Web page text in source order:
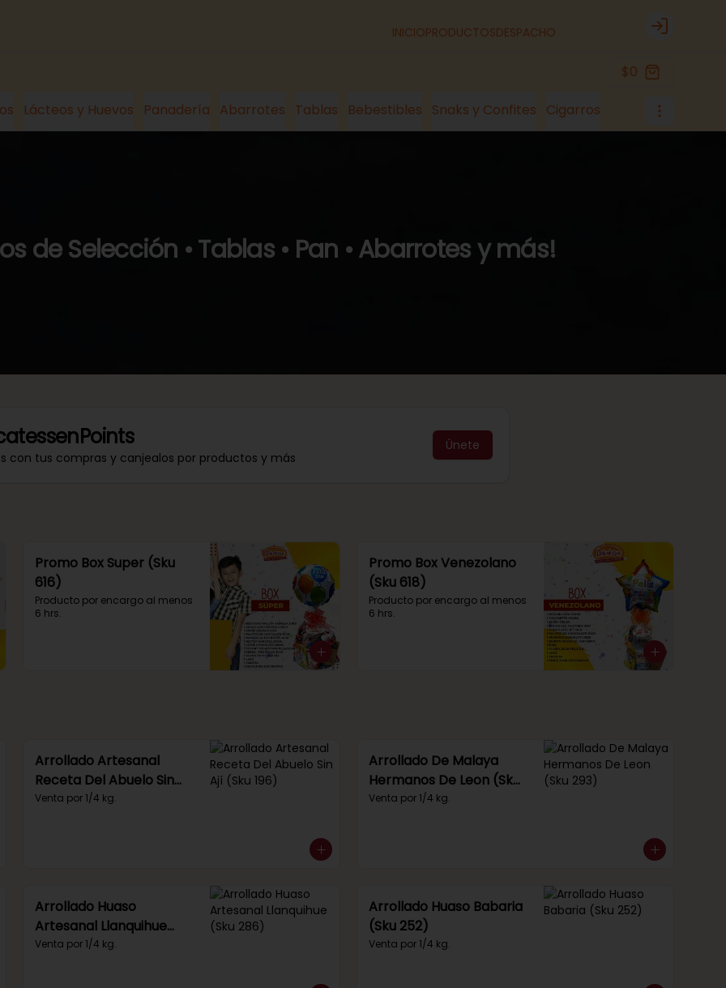
INICIOPRODUCTOSDESPACHO Login
$0
Lácteos y Huevos Panadería Abarrotes Tablas Bebestibles Snaks y Confites Cigarros
de Selección • Tablas • Pan • Abarrotes y más!
con tus compras y canjealos por productos y más
Únete
Promo Box Super (Sku
616)
Producto por encargo al menos
6 hrs.
Promo Box Venezolano
(Sku 618)
Producto por encargo al menos
6 hrs.
Arrollado Artesanal
Receta Del Abuelo Sin
Ají (Sku 196)
Venta por 1/4 kg.
Arrollado De Malaya
Hermanos De Leon (Sku
293)
Venta por 1/4 kg.
Arrollado Huaso
Artesanal Llanquihue
(Sku 286)
Venta por 1/4 kg.
Arrollado Huaso Babaria
(Sku 252)
Venta por 1/4 kg.